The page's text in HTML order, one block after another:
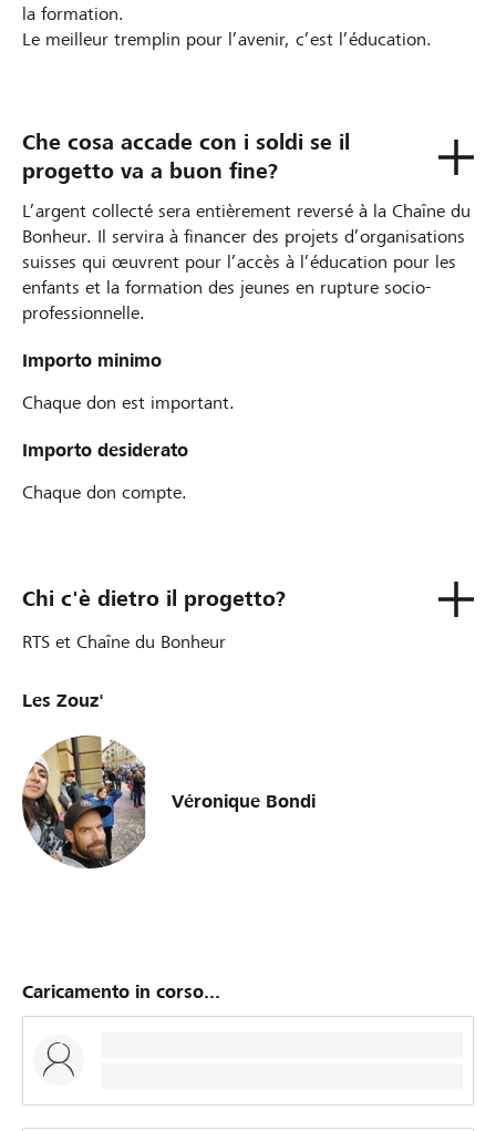
la formation.
Le meilleur tremplin pour l’avenir, c’est l’éducation.
Che cosa accade con i soldi se il
progetto va a buon fine?
L’argent collecté sera entièrement reversé à la Chaîne du
Bonheur. Il servira à financer des projets d’organisations
suisses qui œuvrent pour l’accès à l’éducation pour les
enfants et la formation des jeunes en rupture socio-
professionnelle.
Importo minimo
Chaque don est important.
Importo desiderato
Chaque don compte.
Chi c'è dietro il progetto?
RTS et Chaîne du Bonheur
Les Zouz'
Véronique Bondi
Caricamento in corso...